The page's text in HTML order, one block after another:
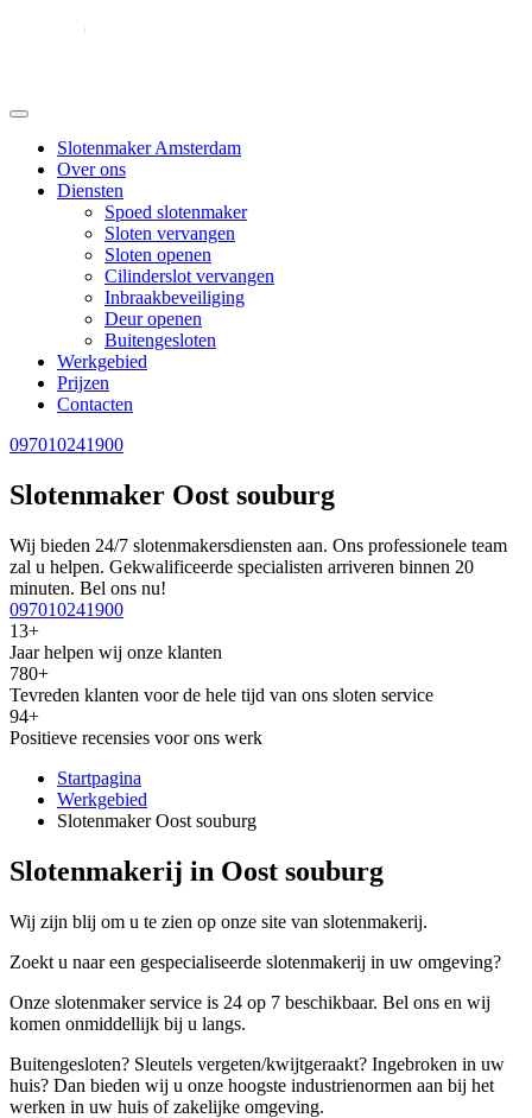
Slotenmaker Amsterdam
Over ons
Diensten
Spoed slotenmaker
Sloten vervangen
Sloten openen
Cilinderslot vervangen
Inbraakbeveiliging
Deur openen
Buitengesloten
Werkgebied
Prijzen
Contacten
097010241900
Slotenmaker Oost souburg
Wij bieden 24/7 slotenmakersdiensten aan. Ons professionele team
zal u helpen. Gekwalificeerde specialisten arriveren binnen 20
minuten. Bel ons nu!
097010241900
13+
Jaar helpen wij onze klanten
780+
Tevreden klanten voor de hele tijd van ons sloten service
94+
Positieve recensies voor ons werk
Startpagina
Werkgebied
Slotenmaker Oost souburg
Slotenmakerij in Oost souburg
Wij zijn blij om u te zien op onze site van slotenmakerij.
Zoekt u naar een gespecialiseerde slotenmakerij in uw omgeving?
Onze slotenmaker service is 24 op 7 beschikbaar. Bel ons en wij
komen onmiddellijk bij u langs.
Buitengesloten? Sleutels vergeten/kwijtgeraakt? Ingebroken in uw
huis? Dan bieden wij u onze hoogste industrienormen aan bij het
werken in uw huis of zakelijke omgeving.